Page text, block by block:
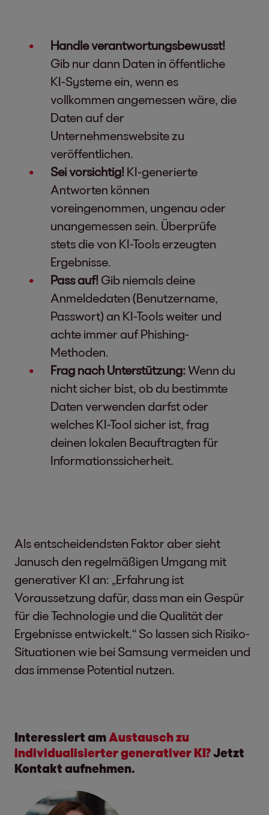
Handle verantwortungsbewusst!
Gib nur dann Daten in öffentliche
KI-Systeme ein, wenn es
vollkommen angemessen wäre, die
Daten auf der
Unternehmenswebsite zu
veröffentlichen.
Sei vorsichtig! KI-generierte
Antworten können
voreingenommen, ungenau oder
unangemessen sein. Überprüfe
stets die von KI-Tools erzeugten
Ergebnisse.
Pass auf! Gib niemals deine
Anmeldedaten (Benutzername,
Passwort) an KI-Tools weiter und
achte immer auf Phishing-
Methoden.
Frag nach Unterstützung:Wenn du
nicht sicher bist, ob du bestimmte
Daten verwenden darfst oder
welches KI-Tool sicher ist, frag
deinen lokalen Beauftragten für
Informationssicherheit.
Als entscheidendsten Faktor aber sieht
Janusch den regelmäßigen Umgang mit
generativer KI an: „Erfahrung ist
Voraussetzung dafür, dass man ein Gespür
für die Technologie und die Qualität der
Ergebnisse entwickelt.“ So lassen sich Risiko-
Situationen wie bei Samsung vermeiden und
das immense Potential nutzen.
Interessiert am Austausch zu
individualisierter generativer KI?Jetzt
Kontakt aufnehmen.